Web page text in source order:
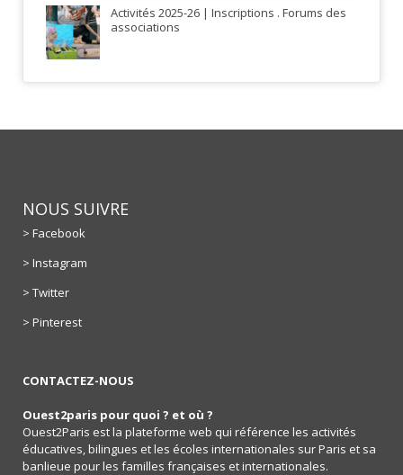
Activités 2025-26 | Inscriptions . Forums des
associations
NOUS SUIVRE
> Facebook
> Instagram
> Twitter
> Pinterest
CONTACTEZ-NOUS
Ouest2paris pour quoi ? et où ?
Ouest2Paris est la plateforme web qui référence les activités
éducatives, bilingues et les écoles internationales sur Paris et sa
banlieue pour les familles françaises et internationales.